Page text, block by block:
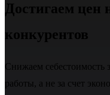
Достигаем цен
конкурентов
Снижаем себестоимость
работы, а не за счет